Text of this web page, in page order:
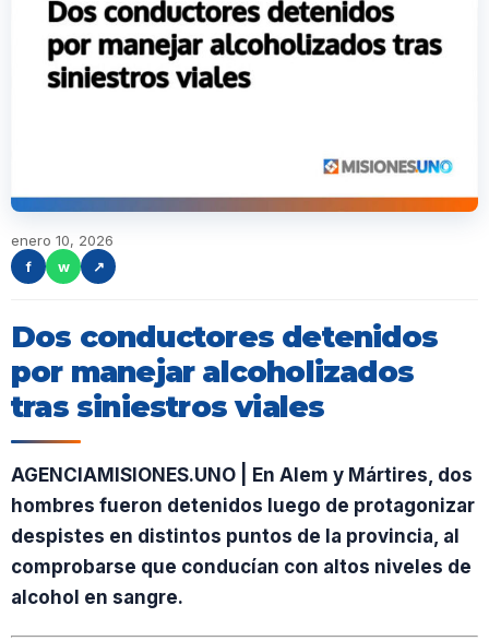
enero 10, 2026
f
w ↗
Dos conductores detenidos
por manejar alcoholizados
tras siniestros viales
AGENCIAMISIONES.UNO | En Alem y Mártires, dos
hombres fueron detenidos luego de protagonizar
despistes en distintos puntos de la provincia, al
comprobarse que conducían con altos niveles de
alcohol en sangre.